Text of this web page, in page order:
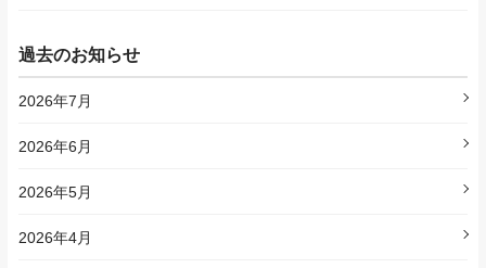
過去のお知らせ
2026年7月
2026年6月
2026年5月
2026年4月